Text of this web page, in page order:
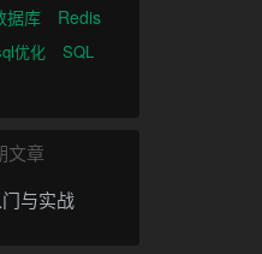
据库 Redis
优化 SQL
文章
与实战